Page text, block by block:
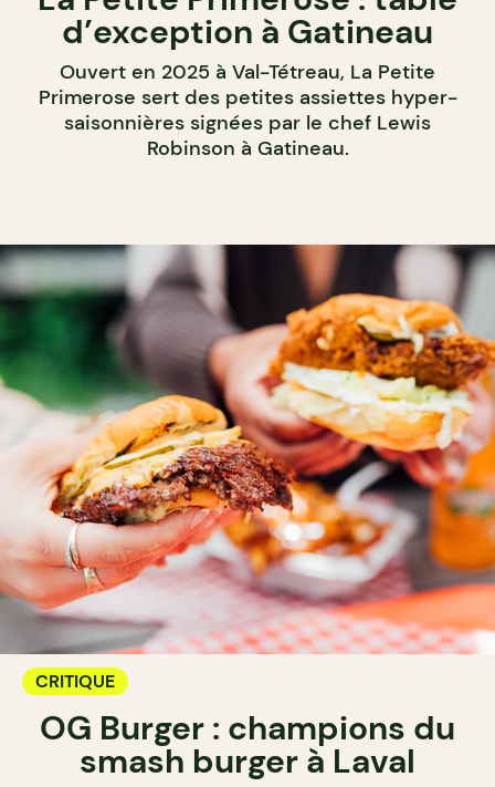
d’exception à Gatineau
Ouvert en 2025 à Val-Tétreau, La Petite
Primerose sert des petites assiettes hyper-
saisonnières signées par le chef Lewis
Robinson à Gatineau.
CRITIQUE
OG Burger : champions du
smash burger à Laval